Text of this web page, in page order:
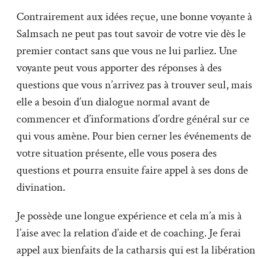
Contrairement aux idées reçue, une bonne voyante à
Salmsach ne peut pas tout savoir de votre vie dès le
premier contact sans que vous ne lui parliez. Une
voyante peut vous apporter des réponses à des
questions que vous n’arrivez pas à trouver seul, mais
elle a besoin d’un dialogue normal avant de
commencer et d’informations d’ordre général sur ce
qui vous amène. Pour bien cerner les événements de
votre situation présente, elle vous posera des
questions et pourra ensuite faire appel à ses dons de
divination.
Je possède une longue expérience et cela m’a mis à
l’aise avec la relation d’aide et de coaching. Je ferai
appel aux bienfaits de la catharsis qui est la libération